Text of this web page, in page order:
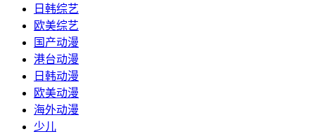
日韩综艺
欧美综艺
国产动漫
港台动漫
日韩动漫
欧美动漫
海外动漫
少儿